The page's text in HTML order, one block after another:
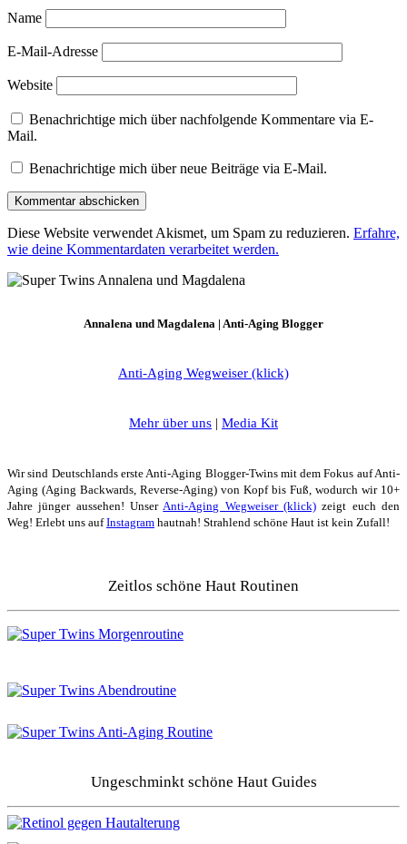
Name
E-Mail-Adresse
Website
Benachrichtige mich über nachfolgende Kommentare via E-
Mail.
Benachrichtige mich über neue Beiträge via E-Mail.
Diese Website verwendet Akismet, um Spam zu reduzieren. Erfahre,
wie deine Kommentardaten verarbeitet werden.
Annalena und Magdalena | Anti-Aging Blogger
Anti-Aging Wegweiser (klick)
Mehr über uns | Media Kit
Wir sind Deutschlands erste Anti-Aging Blogger-Twins mit dem Fokus auf Anti-
Aging (Aging Backwards, Reverse-Aging) von Kopf bis Fuß, wodurch wir 10+
Jahre jünger aussehen! Unser Anti-Aging Wegweiser (klick) zeigt euch den
Weg! Erlebt uns aufInstagram hautnah! Strahlend schöne Haut ist kein Zufall!
Zeitlos schöne Haut Routinen
Ungeschminkt schöne Haut Guides